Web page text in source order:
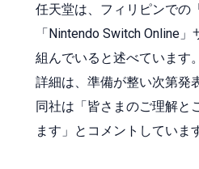
任天堂は、フィリピンでの
「Nintendo Switch Online
組んでいると述べています
詳細は、準備が整い次第発
同社は「皆さまのご理解と
ます」とコメントしていま